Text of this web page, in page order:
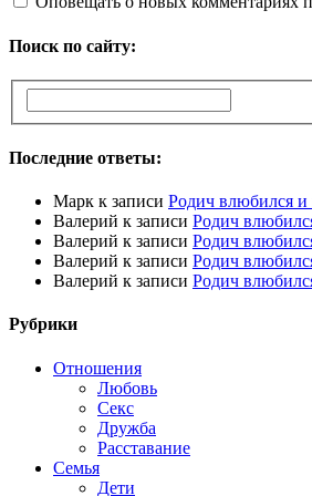
Поиск по сайту:
Последние ответы:
Марк к записи Родич влюбился и
Валерий к записи Родич
Валерий к записи Родич
Валерий к записи Родич
Валерий к записи Родич
Рубрики
Отношения
Любовь
Секс
Дружба
Расставание
Семья
Дети